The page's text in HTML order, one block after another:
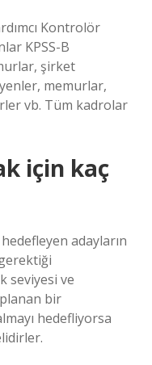
Kontrolör
KPSS-B
şirket
memurlar,
vb. Tüm kadrolar
için kaç
hedefleyen adayların
seviyesi ve
bir
hedefliyorsa